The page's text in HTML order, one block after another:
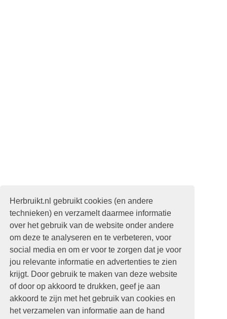
Herbruikt.nl gebruikt cookies (en andere
technieken) en verzamelt daarmee informatie
over het gebruik van de website onder andere
om deze te analyseren en te verbeteren, voor
social media en om er voor te zorgen dat je voor
jou relevante informatie en advertenties te zien
krijgt. Door gebruik te maken van deze website
of door op akkoord te drukken, geef je aan
akkoord te zijn met het gebruik van cookies en
het verzamelen van informatie aan de hand